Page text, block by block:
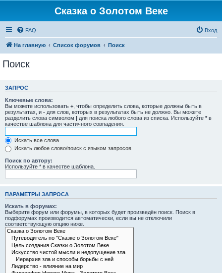
Сказка о Золотом Веке
FAQ Вход
На главную Список форумов Поиск
Поиск
ЗАПРОС
Ключевые слова:
Вы можете использовать + , чтобы определить слова, которые должны быть в
результатах, и - для слов, которых в результатах быть не должно. Вы можете
разделить слова символом | для поиска любого слова из списка. Используйте * в
качестве шаблона для частичного совпадения.
Искать все слова
Искать любое слово/поиск с языком запросов
Поиск по автору:
Используйте * в качестве шаблона.
ПАРАМЕТРЫ ЗАПРОСА
Искать в форумах:
Выберите форум или форумы, в которых будет произведён поиск. Поиск в
подфорумах производится автоматически, если вы не отключили
соответствующую опцию ниже.